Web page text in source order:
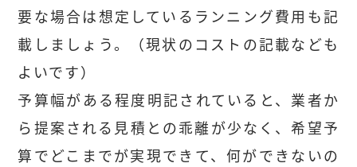
要な場合は想定しているランニング費用も記
載しましょう。（現状のコストの記載なども
よいです）
予算幅がある程度明記されていると、業者か
ら提案される見積との乖離が少なく、希望予
算でどこまでが実現できて、何ができないの